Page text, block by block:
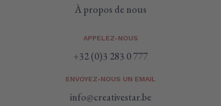
À propos de nous
APPELEZ-NOUS
+32 (0)3 283 0 777
ENVOYEZ-NOUS UN EMAIL
info@creativestar.be